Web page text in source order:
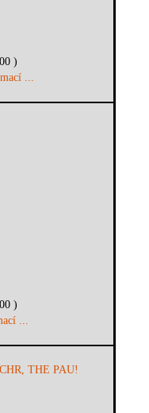
)
...
)
...
THE PAU!